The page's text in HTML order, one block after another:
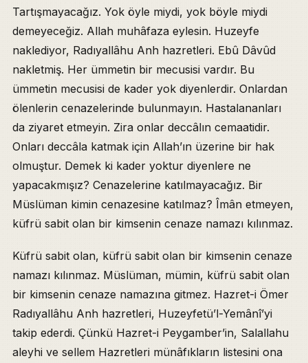
Tartışmayacağız. Yok öyle miydi, yok böyle miydi
demeyeceğiz. Allah muhâfaza eylesin. Huzeyfe
naklediyor, Radıyallâhu Anh hazretleri. Ebû Dâvûd
nakletmiş. Her ümmetin bir mecusisi vardır. Bu
ümmetin mecusisi de kader yok diyenlerdir. Onlardan
ölenlerin cenazelerinde bulunmayın. Hastalananları
da ziyaret etmeyin. Zira onlar deccâlın cemaatidir.
Onları deccâla katmak için Allah’ın üzerine bir hak
olmuştur. Demek ki kader yoktur diyenlere ne
yapacakmışız? Cenazelerine katılmayacağız. Bir
Müslüman kimin cenazesine katılmaz? Îmân etmeyen,
küfrü sabit olan bir kimsenin cenaze namazı kılınmaz.
Küfrü sabit olan, küfrü sabit olan bir kimsenin cenaze
namazı kılınmaz. Müslüman, mümin, küfrü sabit olan
bir kimsenin cenaze namazına gitmez. Hazret-i Ömer
Radıyallâhu Anh hazretleri, Huzeyfetü’l-Yemânî’yi
takip ederdi. Çünkü Hazret-i Peygamber’in, Salallahu
aleyhi ve sellem Hazretleri münâfıkların listesini ona